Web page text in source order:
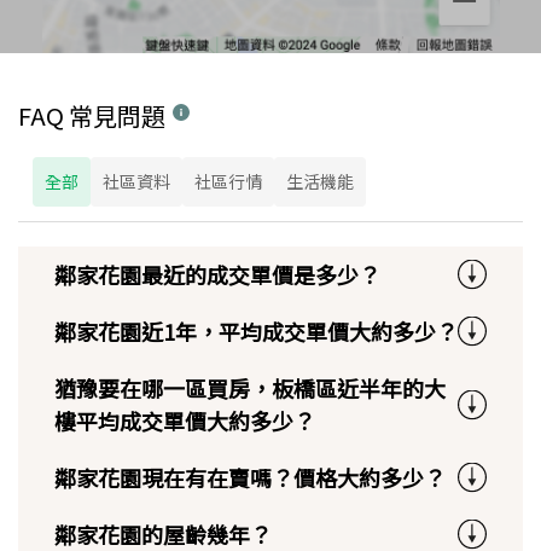
FAQ 常見問題
全部 社區資料 社區行情 生活機能
鄰家花園最近的成交單價是多少？
鄰家花園近1年，平均成交單價大約多少？
猶豫要在哪一區買房，板橋區近半年的大
樓平均成交單價大約多少？
鄰家花園現在有在賣嗎？價格大約多少？
鄰家花園的屋齡幾年？